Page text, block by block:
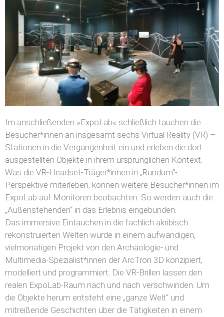
Im anschließenden »ExpoLab« schließlich tauchen die
Besucher*innen an insgesamt sechs Virtual Reality (VR) –
Stationen in die Vergangenheit ein und erleben die dort
ausgestellten Objekte in ihrem ursprünglichen Kontext.
Was die VR-Headset-Träger*innen in „Rundum“-
Perspektive miterleben, können weitere Besucher*innen im
ExpoLab auf Monitoren beobachten. So werden auch die
„Außenstehenden“ in das Erlebnis eingebunden.
Das immersive Eintauchen in die fachlich akribisch
rekonstruierten Welten wurde in einem aufwändigen,
vielmonatigen Projekt von den Archäologie- und
Multimedia-Spezialist*innen der ArcTron 3D konzipiert,
modelliert und programmiert. Die VR-Brillen lassen den
realen ExpoLab-Raum nach und nach verschwinden. Um
die Objekte herum entsteht eine „ganze Welt“ und
mitreißende Geschichten über die Tätigkeiten in einem